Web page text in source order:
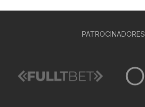
PATROCINADORES